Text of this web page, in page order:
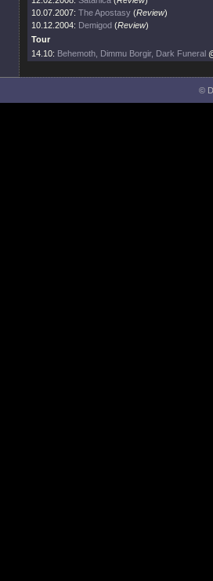
10.07.2007: The Apostasy (Review)
10.12.2004: Demigod (Review)
Tour
14.10: Behemoth, Dimmu Borgir, Dark Funeral
©